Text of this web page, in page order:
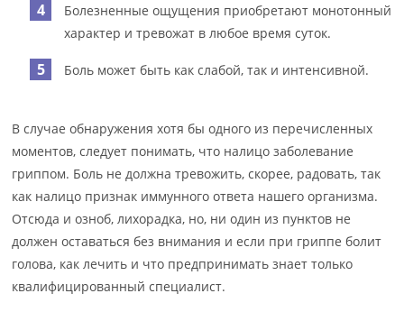
Болезненные ощущения приобретают монотонный
характер и тревожат в любое время суток.
Боль может быть как слабой, так и интенсивной.
В случае обнаружения хотя бы одного из перечисленных
моментов, следует понимать, что налицо заболевание
гриппом. Боль не должна тревожить, скорее, радовать, так
как налицо признак иммунного ответа нашего организма.
Отсюда и озноб, лихорадка, но, ни один из пунктов не
должен оставаться без внимания и если при гриппе болит
голова, как лечить и что предпринимать знает только
квалифицированный специалист.